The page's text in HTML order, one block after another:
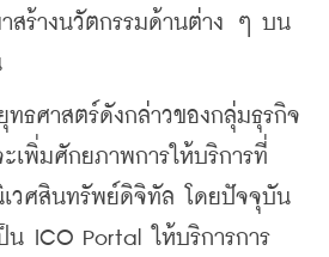
สร้างนวัตกรรมด้านต่าง ๆ บน
ศาสตร์ดังกล่าวของกลุ่มธุรกิจ
เพิ่มศักยภาพการให้บริการที่
วศสินทรัพย์ดิจิทัล โดยปัจจุบัน
น ICO Portal ให้บริการการ